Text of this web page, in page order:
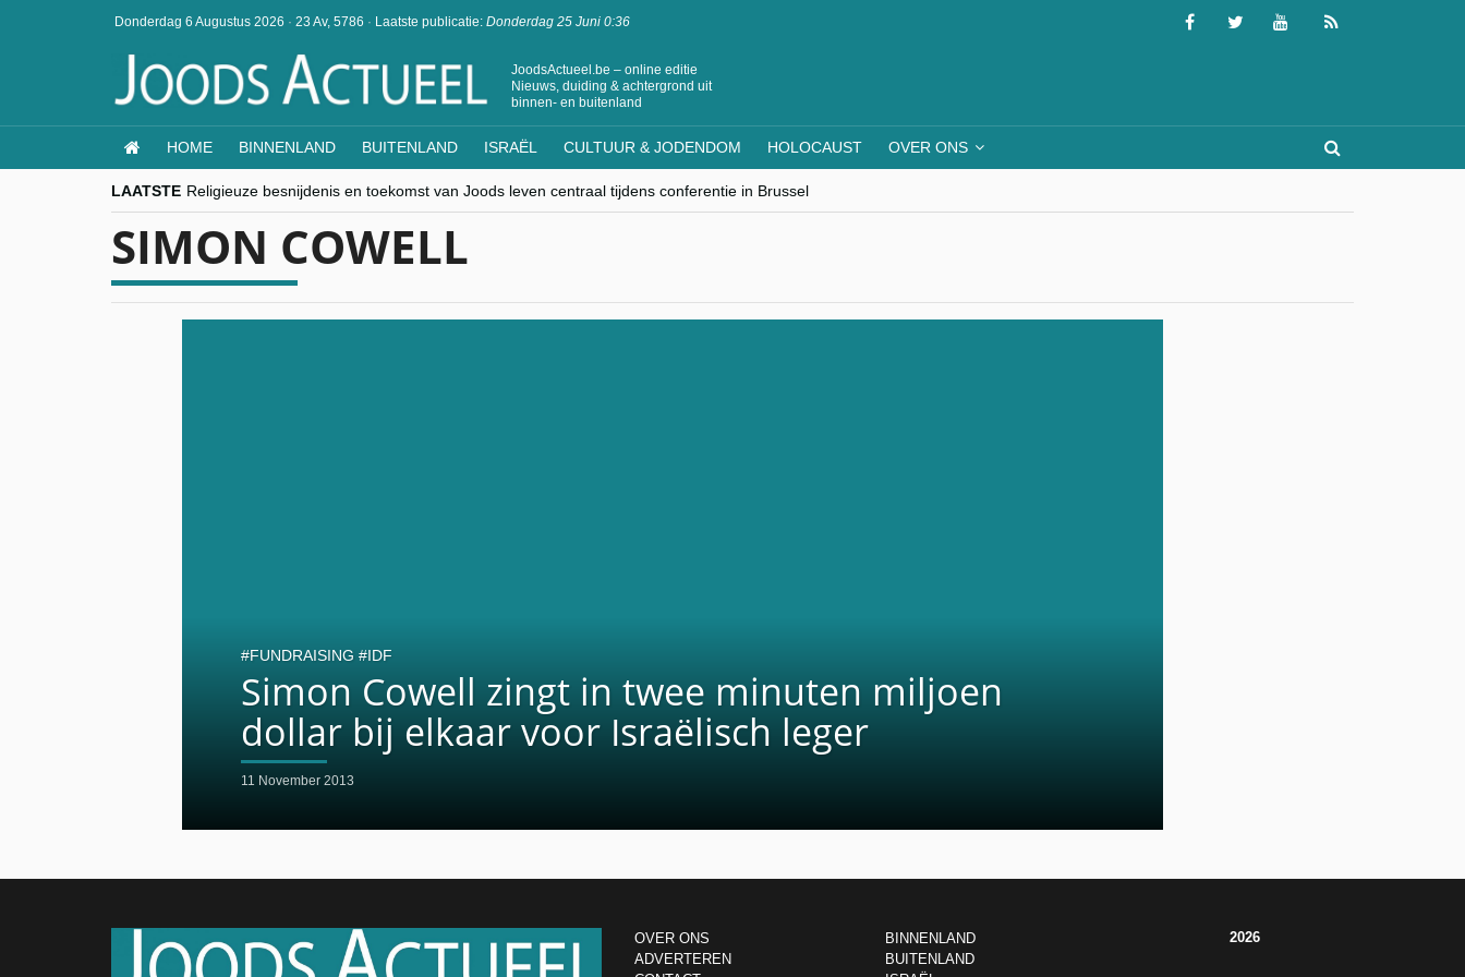
Donderdag 6 Augustus 2026 · 23 Av, 5786 · Laatste publicatie: Donderdag 25 Juni 0:36
JoodsActueel.be – online editie
Nieuws, duiding & achtergrond uit
binnen- en buitenland
HOME BINNENLAND BUITENLAND ISRAËL CULTUUR & JODENDOM HOLOCAUST OVER ONS
LAATSTE Religieuze besnijdenis en toekomst van Joods leven centraal tijdens conferentie in Brussel
“Besnijdenisdebat toont hoe moeilijk seculiere Westen minderheden begrijpt”, Jinnih Beels (Vooruit)
CITYTRIP | ROEMENIË – Boekarest: de verrassing van Oost-Europa
“Vandaag zit elke Jood in België op de beklaagdenbank”
goKosher lanceert nieuwe website en samenwerking met Mishpacha voor kosher travel en simchas wereldwijd
SIMON COWELL
Simon Cowell zingt in twee minuten miljoen
dollar bij elkaar voor Israëlisch leger
11 November 2013
FUNDRAISING IDF
OVER ONS
ADVERTEREN
BINNENLAND
BUITENLAND
2026